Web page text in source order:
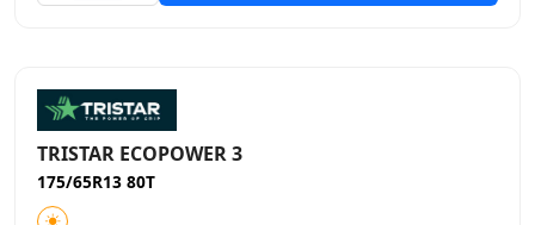
TRISTAR ECOPOWER 3
175/65R13 80T